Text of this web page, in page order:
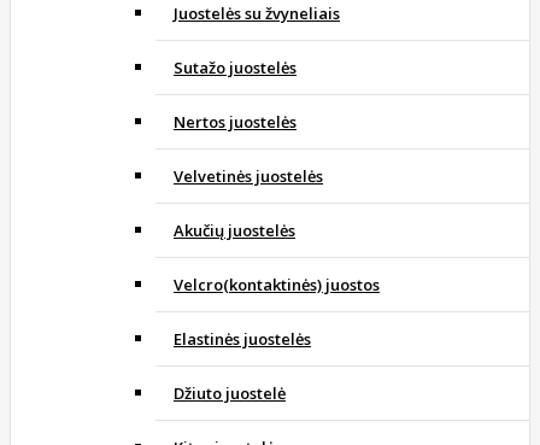
Juostelės su žvyneliais
Sutažo juostelės
Nertos juostelės
Velvetinės juostelės
Akučių juostelės
Velcro(kontaktinės) juostos
Elastinės juostelės
Džiuto juostelė